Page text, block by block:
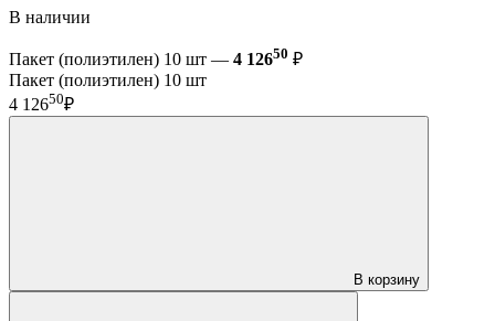
В наличии
Пакет (полиэтилен) 10 шт — 4 12650 ₽
Пакет (полиэтилен) 10 шт
4 12650₽
В корзину